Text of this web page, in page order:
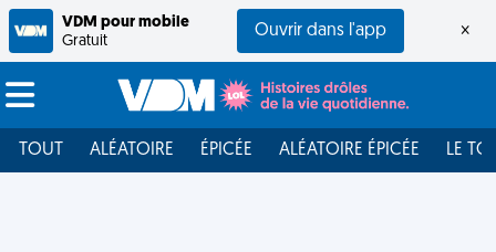
VDM pour mobile
Gratuit
Ouvrir dans l'app ×
TOUT ALÉATOIRE ÉPICÉE ALÉATOIRE ÉPICÉE LE